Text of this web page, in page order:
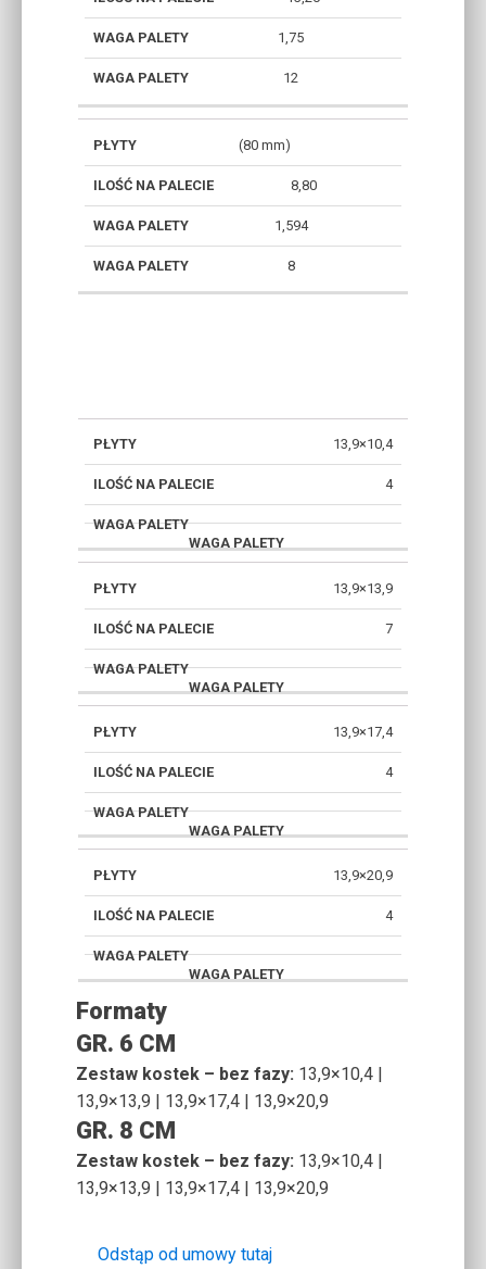
[T]
1,75
12
(80 mm)
8,80
1,594
8
WYMIARY 13,9×10,4
4
13,9×13,9
7
13,9×17,4
4
13,9×20,9
4
Formaty
GR. 6 CM
Zestaw kostek – bez fazy: 13,9×10,4 |
13,9×13,9 | 13,9×17,4 | 13,9×20,9
GR. 8 CM
Zestaw kostek – bez fazy: 13,9×10,4 |
13,9×13,9 | 13,9×17,4 | 13,9×20,9
Odstąp od umowy tutaj